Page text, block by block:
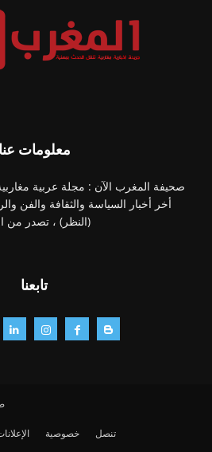
معلومات عنا
صحيفة المغرب الآن : مجلة عربية
أخر أخبار السياسة والثقافة والفن
(النظر) ، تصدر من
تابعنا
تنصل خصوصية